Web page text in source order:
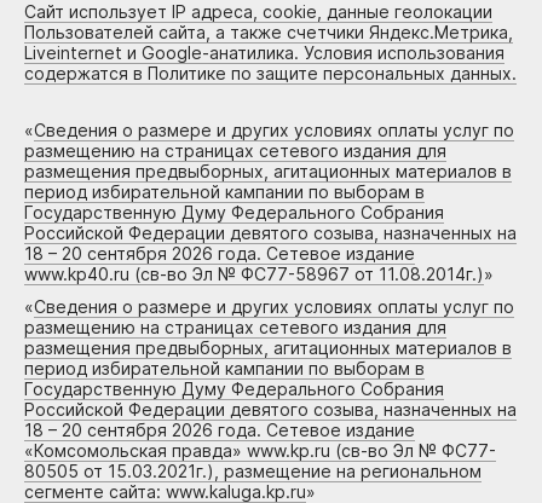
Сайт использует IP адреса, cookie, данные геолокации
Пользователей сайта, а также счетчики Яндекс.Метрика,
Liveinternet и Google-анатилика. Условия использования
содержатся в Политике по защите персональных данных.
«Сведения о размере и других условиях оплаты услуг по
размещению на страницах сетевого издания для
размещения предвыборных, агитационных материалов в
период избирательной кампании по выборам в
Государственную Думу Федерального Собрания
Российской Федерации девятого созыва, назначенных на
18 – 20 сентября 2026 года. Сетевое издание
www.kp40.ru (св-во Эл № ФС77-58967 от 11.08.2014г.)»
«Сведения о размере и других условиях оплаты услуг по
размещению на страницах сетевого издания для
размещения предвыборных, агитационных материалов в
период избирательной кампании по выборам в
Государственную Думу Федерального Собрания
Российской Федерации девятого созыва, назначенных на
18 – 20 сентября 2026 года. Сетевое издание
«Комсомольская правда» www.kp.ru (св-во Эл № ФС77-
80505 от 15.03.2021г.), размещение на региональном
сегменте сайта: www.kaluga.kp.ru»